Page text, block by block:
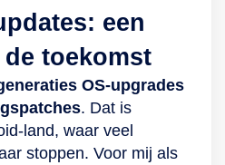
een
toekomst
OS‑upgrades
. Dat is
waar veel
stoppen. Voor mij als